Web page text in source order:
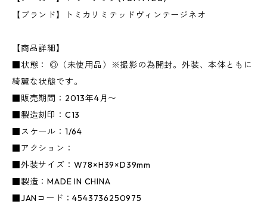
【ブランド】トミカリミテッドヴィンテージネオ
【商品詳細】
■状態： ◎（未使用品）※撮影の為開封。外装、本体ともに
綺麗な状態です。
■販売期間：2013年4月〜
■製造刻印：C13
■スケール：1/64
■アクション：
■外装サイズ：W78×H39×D39mm
■製造：MADE IN CHINA
■JANコード：4543736250975